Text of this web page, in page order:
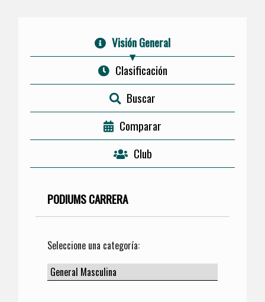
Visión General
Clasificación
Buscar
Comparar
Club
PODIUMS CARRERA
Seleccione una categoría: